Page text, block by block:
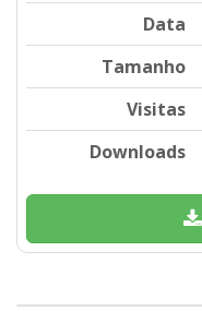
Data
Tamanho
Visitas
Downloads